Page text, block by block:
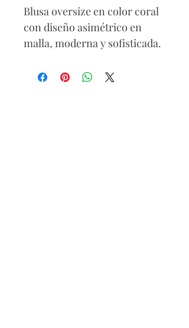
Blusa oversize en color coral
con diseño asimétrico en
malla, moderna y sofisticada.
un estilo relajado y cómodo,